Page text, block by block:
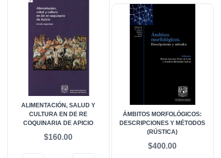
ALIMENTACIÓN, SALUD Y
CULTURA EN DE RE
COQUINARIA DE APICIO
$160.00
ÁMBITOS MORFOLÓGICOS:
DESCRIPCIONES Y MÉTODOS
(RÚSTICA)
$400.00